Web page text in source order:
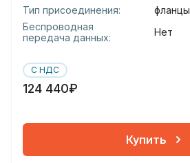
Тип присоединения:
фланцы
Беспроводная
передача данных:
Нет
С НДС
124 440₽
Купить